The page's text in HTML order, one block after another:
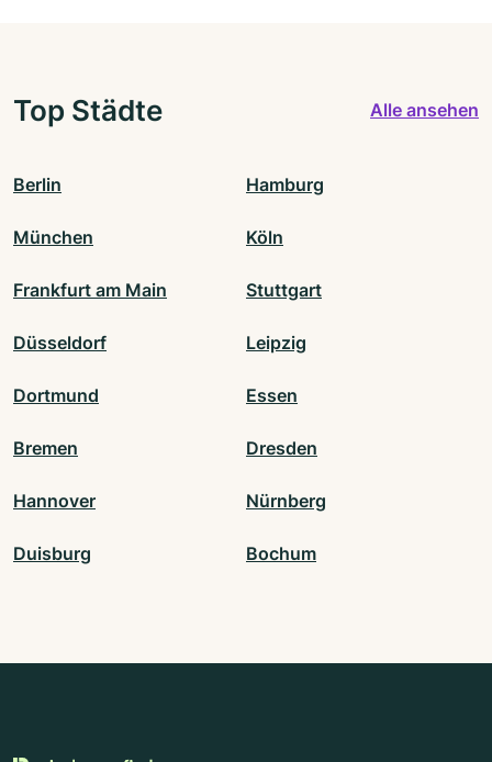
Top Städte Alle ansehen
Berlin Hamburg
München Köln
Frankfurt am Main Stuttgart
Düsseldorf Leipzig
Dortmund Essen
Bremen Dresden
Hannover Nürnberg
Duisburg Bochum